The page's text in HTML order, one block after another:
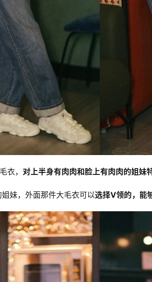
衣， 对上半身有肉肉和脸上有肉肉的姐妹
妹，外面那件大毛衣可以选择V领的，能